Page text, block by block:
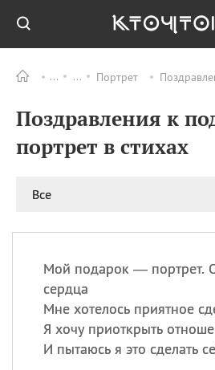
Портрет
Поздравления к
портрет в стихах
Все
Мой подарок — портрет.
сердца
Мне хотелось приятное
Я хочу приоткрыть
И пытаюсь я это сделать
09.08
11.08
11.08